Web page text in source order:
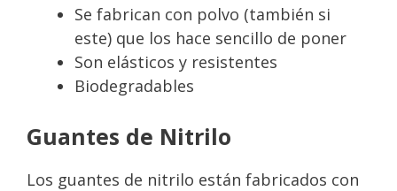
Se fabrican con polvo (también si
este) que los hace sencillo de poner
Son elásticos y resistentes
Biodegradables
Guantes de Nitrilo
Los guantes de nitrilo están fabricados con